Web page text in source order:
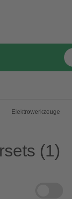
Elektrowerkzeuge
(1)